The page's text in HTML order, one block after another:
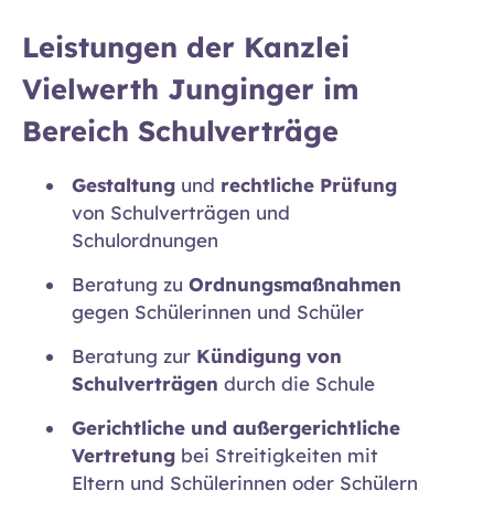
Leistungen der Kanzlei
Vielwerth Junginger im
Bereich Schulverträge
Gestaltung und rechtliche Prüfung
von Schulverträgen und
Schulordnungen
Beratung zu Ordnungsmaßnahmen
gegen Schülerinnen und Schüler
Beratung zur Kündigung von
Schulverträgen durch die Schule
Gerichtliche und außergerichtliche
Vertretung bei Streitigkeiten mit
Eltern und Schülerinnen oder Schülern